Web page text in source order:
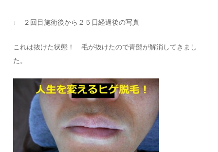
↓ ２回目施術後から２５日経過後の写真
これは抜けた状態！ 毛が抜けたので青髭が解消してきまし
た。